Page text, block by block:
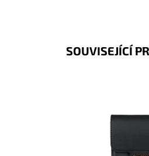
SOUVISEJÍCÍ
Moderní malá černá crossbody